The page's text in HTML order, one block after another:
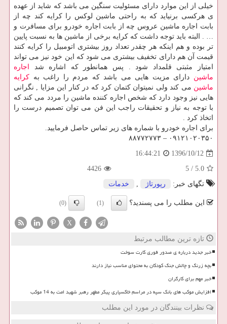
خیلی از این موارد دارای مسئولیت سنگین می باشد که شاید از عهده
ی هرکسی برنیاید که به راحتی ماشین لوکس را کرایه کند چه از
بابت اجاره ماشین عروس چه از بابت اجاره خودرو برای مسافرت و
… . البته باید توجه داشت که کرایه برخی از ماشین ها به نسبت پایین
تر بوده و هم اینکه هر چقدر تعداد روز بیشتری اتومبیل را کرایه کنند
قیمت آن هم دارای تخفیف بیشتری می شود که این خود نیز می تواند
امتیاز مثبتی قلمداد شود . پس همانطور که اشاره شد اجاره
ماشین دارای مزیت هایی می باشد که مردم را راغب به کرایه
ماشین می کند ولی نمیتوان کتمان کرد که در کنار این مزایا , نگرانی
هایی نیز وجود دارد که شخص اجاره کننده ماشین را مردد می کند که
با توجه به نیاز و تحقیقات راجب این فن می توان تصمیم درست را
اتخاذ کرد .
برای اجاره خودرو با شماره های زیر تماس حاصل فرمایید.
۰۹۱۲۱۰۲۰۳۵۰ – ۸۸۷۷۲۷۷۳
1396/10/12
16:44:21
5.0
/
5
4426
تگهای خبر:
رپورتاژ , خدمات
این مطلب را می پسندید؟ (1)
(0)
X
تازه ترین مطالب مرتبط
خبر جدید درباره ی صدور فوری کارت سوخت
بچه زرنگ و چالش جنگ کودکان به محتوای مناسب نیاز دارند
خبر مهم برای کارگران
افزایش موکب های بانک سپه در مراسم خاکسپاری پیکر مطهر رهبر شهید امت به 14 موکب
نظرات بینندگان در مورد این مطلب